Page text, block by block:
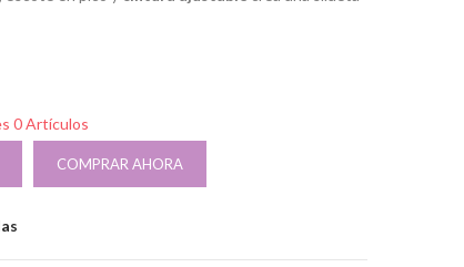
0 Artículos
COMPRAR AHORA